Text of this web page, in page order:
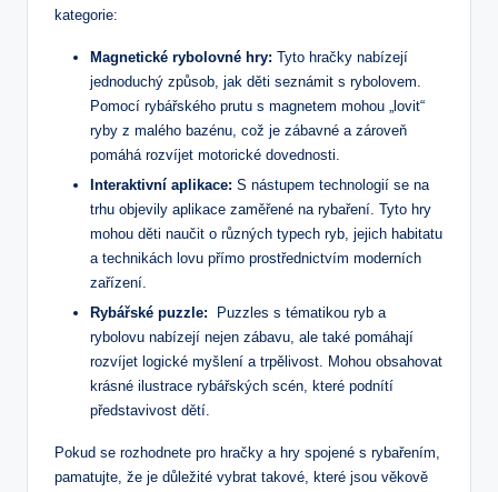
⁣kategorie:
Magnetické‍ rybolovné hry: Tyto hračky nabízejí
jednoduchý způsob, jak děti ‍seznámit s⁣ rybolovem.
Pomocí rybářského prutu s magnetem mohou „lovit“
ryby z⁢ malého bazénu, což⁣ je zábavné a‌ zároveň⁤
pomáhá rozvíjet motorické dovednosti.
Interaktivní aplikace: S nástupem⁢ technologií se na
trhu objevily aplikace zaměřené⁤ na rybaření. ​Tyto hry
mohou děti naučit‍ o ⁤různých ‍typech ryb, jejich habitatu‍
a technikách lovu ⁤přímo prostřednictvím moderních
zařízení.
Rybářské puzzle: ⁣ Puzzles​ s tématikou ryb a
rybolovu ‍nabízejí nejen zábavu, ​ale také​ pomáhají
⁢rozvíjet logické ⁤myšlení a trpělivost. Mohou ⁣obsahovat​
krásné ilustrace rybářských ⁣scén, které podnítí
představivost⁢ dětí.
Pokud ⁤se rozhodnete‍ pro hračky a hry spojené s‌ rybařením,
⁣pamatujte, že je důležité vybrat takové, které jsou věkově